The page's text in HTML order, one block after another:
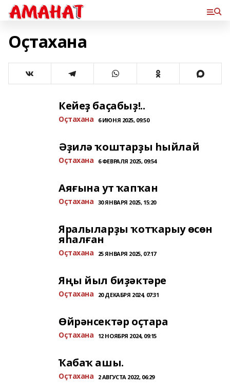
Оҫтахана
Кейеҙ баҫабыҙ!..
Оҫтахана 6 ИЮНЯ 2025, 09:50
Әҙилә ҡоштарҙы һыйлай
Оҫтахана 6 ФЕВРАЛЯ 2025, 09:54
Аяғына ут ҡапҡан
Оҫтахана 30 ЯНВАРЯ 2025, 15:20
Яралыларҙы ҡотҡарыу өсөн
яһалған
Оҫтахана 25 ЯНВАРЯ 2025, 07:17
Яңы йыл биҙәктәре
Оҫтахана 20 ДЕКАБРЯ 2024, 07:31
Өйрәнсектәр оҫтара
Оҫтахана 12 НОЯБРЯ 2024, 09:15
Ҡабаҡ ашы.
Оҫтахана 2 АВГУСТА 2022, 06:29